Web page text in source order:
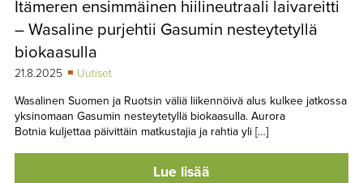
TAPAHTUMAT
YHTEYSTIEDOT
Itämeren ensimmäinen hiilineutraali laivareitti
– Wasaline purjehtii Gasumin nesteytetyllä
biokaasulla
21.8.2025
Uutiset
Wasalinen Suomen ja Ruotsin väliä liikennöivä alus kulkee jatkossa
yksinomaan Gasumin nesteytetyllä biokaasulla. Aurora
Botnia kuljettaa päivittäin matkustajia ja rahtia yli […]
Lue lisää